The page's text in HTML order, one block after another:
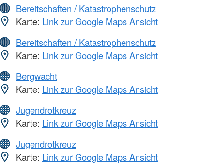
Bereitschaften / Katastrophenschutz
Karte: Link zur Google Maps Ansicht
Bereitschaften / Katastrophenschutz
Karte: Link zur Google Maps Ansicht
Bergwacht
Karte: Link zur Google Maps Ansicht
Jugendrotkreuz
Karte: Link zur Google Maps Ansicht
Jugendrotkreuz
Karte: Link zur Google Maps Ansicht